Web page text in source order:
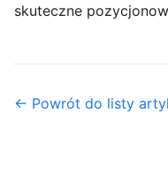
skuteczne
← Powrót do listy